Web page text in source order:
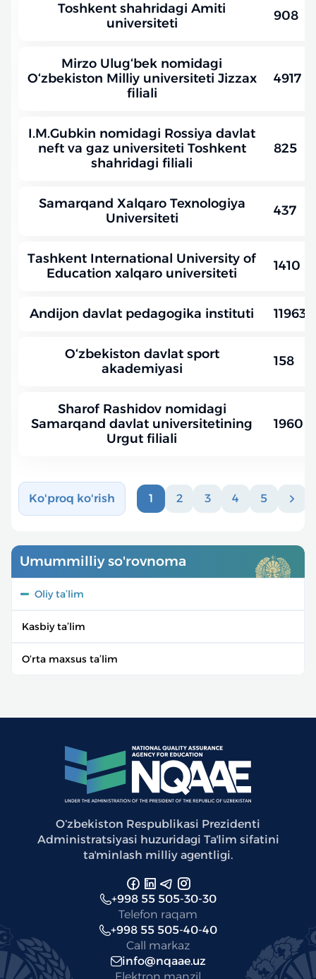
Toshkent shahridagi Amiti
universiteti
908
Mirzo Ulug‘bek nomidagi
O‘zbekiston Milliy universiteti Jizzax
filiali
4917
I.M.Gubkin nomidagi Rossiya davlat
neft va gaz universiteti Toshkent
shahridagi filiali
825
Samarqand Xalqaro Texnologiya
Universiteti
437
Tashkent International University of
Education xalqaro universiteti
1410
Andijon davlat pedagogika instituti 11963
O‘zbekiston davlat sport
akademiyasi
158
Sharof Rashidov nomidagi
Samarqand davlat universitetining
Urgut filiali
1960
Ko'proq ko'rish 1 2 3 4 5
Umummilliy so'rovnoma
Oliy ta’lim
Kasbiy ta’lim
O‘rta maxsus ta’lim
Oʻzbekiston Respublikasi Prezidenti
Administratsiyasi huzuridagi Taʼlim sifatini
taʼminlash milliy agentligi.
+998 55 505-30-30
Telefon raqam
+998 55 505-40-40
Call markaz
info@nqaae.uz